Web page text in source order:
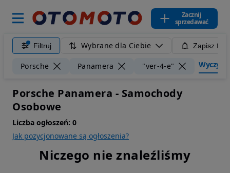
Zacznij
sprzedawać
Filtruj Wybrane dla Ciebie Zapisz
Porsche Panamera "ver-4-e"
Porsche Panamera - Samochody
Osobowe
Liczba ogłoszeń: 0
Jak pozycjonowane są ogłoszenia?
Niczego nie znaleźliśmy